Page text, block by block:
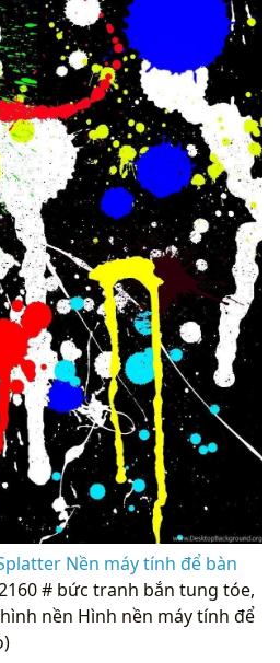
Nền máy tính để bàn
# bức tranh bắn tung tóe,
nền Hình nền máy tính để